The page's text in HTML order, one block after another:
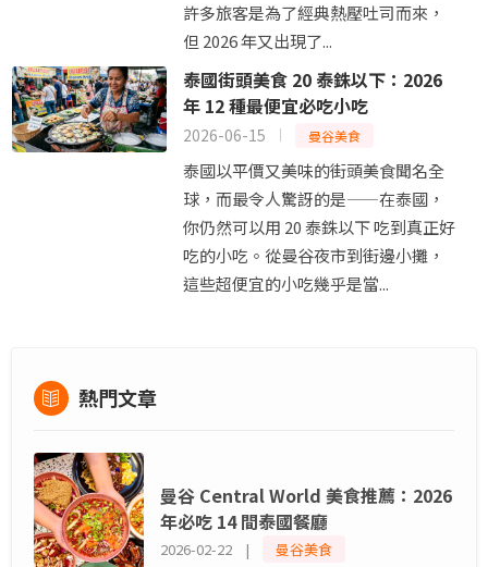
許多旅客是為了經典熱壓吐司而來，
但 2026 年又出現了...
泰國街頭美食 20 泰銖以下：2026
年 12 種最便宜必吃小吃
2026-06-15 曼谷美食
泰國以平價又美味的街頭美食聞名全
球，而最令人驚訝的是——在泰國，
你仍然可以用 20 泰銖以下 吃到真正好
吃的小吃。從曼谷夜市到街邊小攤，
這些超便宜的小吃幾乎是當...
熱門文章
曼谷 Central World 美食推薦：2026
年必吃 14 間泰國餐廳
2026-02-22 | 曼谷美食